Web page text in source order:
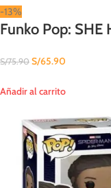
-13%
Funko Pop: SHE
S/75.90 S/65.90
Añadir al carrito